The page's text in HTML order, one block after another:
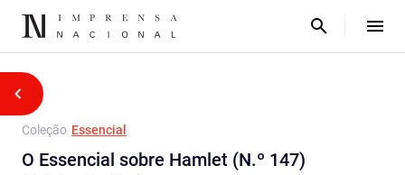
Coleção Essencial
O Essencial sobre Hamlet (N.º 147)